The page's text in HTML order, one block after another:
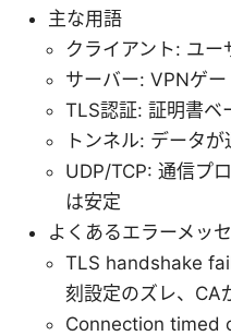
主な用語
クライアント: ユー
サーバー: VPNゲー
TLS認証: 証明書ベ
トンネル: データ
UDP/TCP: 通信プ
は安定
よくあるエラーメッ
TLS handshake
刻設定のズレ、CA
Connection timed